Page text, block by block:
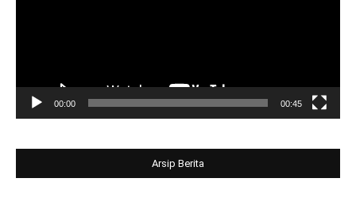
00:00 00:45
Arsip Berita